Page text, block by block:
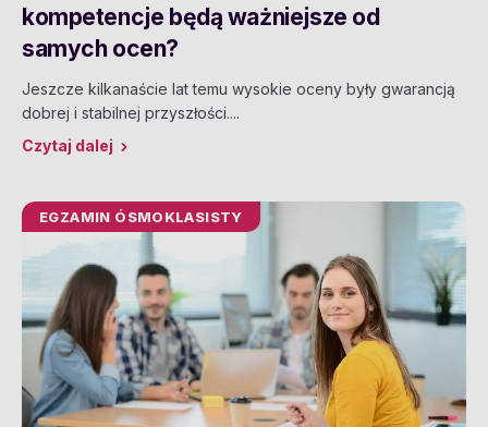
kompetencje będą ważniejsze od
samych ocen?
Jeszcze kilkanaście lat temu wysokie oceny były gwarancją
dobrej i stabilnej przyszłości....
Czytaj dalej
EGZAMIN ÓSMOKLASISTY